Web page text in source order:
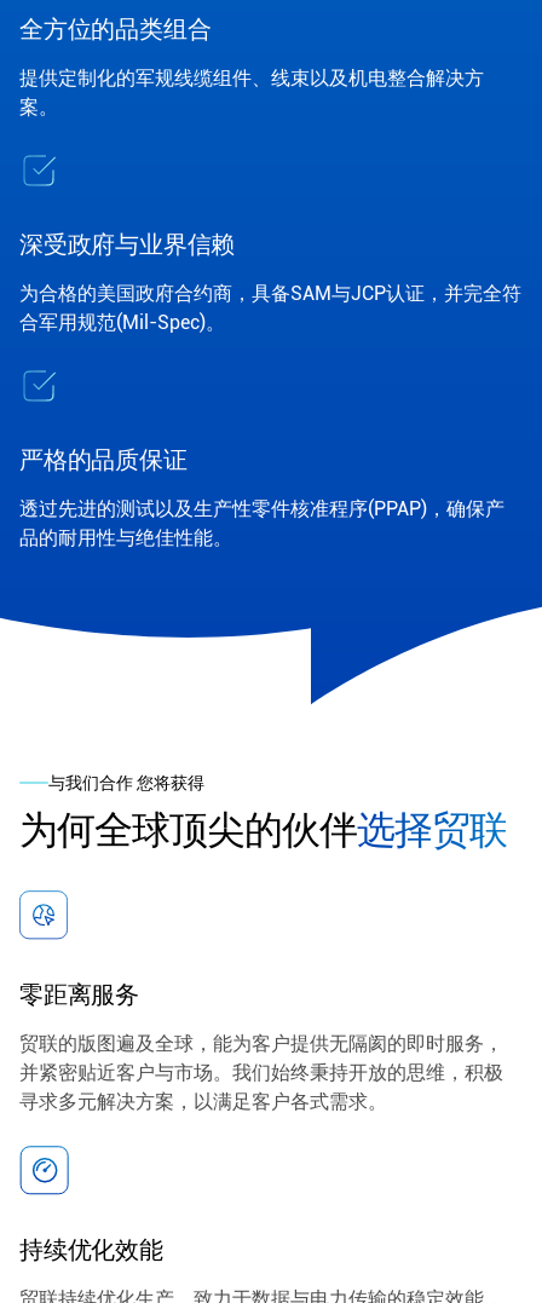
全方位的品类组合
提供定制化的军规线缆组件、线束以及机电整合解决方
案。
深受政府与业界信赖
为合格的美国政府合约商，具备SAM与JCP认证，并完全符
合军用规范(Mil-Spec)。
严格的品质保证
透过先进的测试以及生产性零件核准程序(PPAP)，确保产
品的耐用性与绝佳性能。
与我们合作 您将获得
为何全球顶尖的伙伴选择贸联
零距离服务
贸联的版图遍及全球，能为客户提供无隔阂的即时服务，
并紧密贴近客户与市场。我们始终秉持开放的思维，积极
寻求多元解决方案，以满足客户各式需求。
持续优化效能